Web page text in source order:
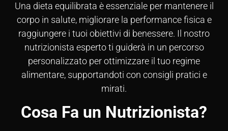
Una dieta equilibrata è essenziale per mantenere il
corpo in salute, migliorare la performance fisica e
raggiungere i tuoi obiettivi di benessere. Il nostro
nutrizionista esperto ti guiderà in un percorso
personalizzato per ottimizzare il tuo regime
alimentare, supportandoti con consigli pratici e
mirati.
Cosa Fa un Nutrizionista?